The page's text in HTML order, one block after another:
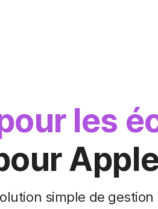
les
simple de